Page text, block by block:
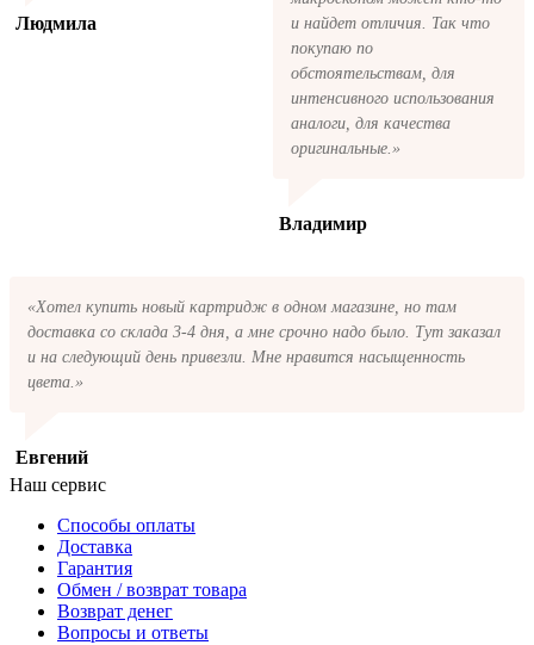
Людмила
и найдет отличия. Так что
покупаю по
обстоятельствам, для
интенсивного использования
аналоги, для качества
оригинальные.»
Владимир
«Хотел купить новый картридж в одном магазине, но там
доставка со склада 3-4 дня, а мне срочно надо было. Тут заказал
и на следующий день привезли. Мне нравится насыщенность
цвета.»
Евгений
Наш сервис
Способы оплаты
Доставка
Гарантия
Обмен / возврат товара
Возврат денег
Вопросы и ответы